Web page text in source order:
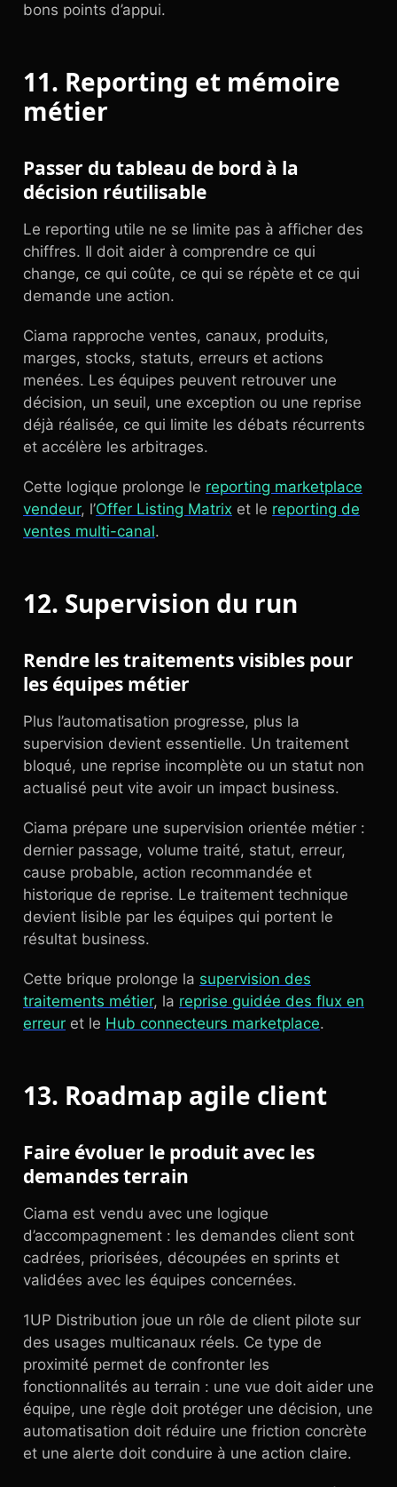
bons points d’appui.
11. Reporting et mémoire
métier
Passer du tableau de bord à la
décision réutilisable
Le reporting utile ne se limite pas à afficher des
chiffres. Il doit aider à comprendre ce qui
change, ce qui coûte, ce qui se répète et ce qui
demande une action.
Ciama rapproche ventes, canaux, produits,
marges, stocks, statuts, erreurs et actions
menées. Les équipes peuvent retrouver une
décision, un seuil, une exception ou une reprise
déjà réalisée, ce qui limite les débats récurrents
et accélère les arbitrages.
Cette logique prolonge le reporting marketplace
vendeur, l’Offer Listing Matrix et le reporting de
ventes multi-canal.
12. Supervision du run
Rendre les traitements visibles pour
les équipes métier
Plus l’automatisation progresse, plus la
supervision devient essentielle. Un traitement
bloqué, une reprise incomplète ou un statut non
actualisé peut vite avoir un impact business.
Ciama prépare une supervision orientée métier :
dernier passage, volume traité, statut, erreur,
cause probable, action recommandée et
historique de reprise. Le traitement technique
devient lisible par les équipes qui portent le
résultat business.
Cette brique prolonge la supervision des
traitements métier, la reprise guidée des flux en
erreur et le Hub connecteurs marketplace.
13. Roadmap agile client
Faire évoluer le produit avec les
demandes terrain
Ciama est vendu avec une logique
d’accompagnement : les demandes client sont
cadrées, priorisées, découpées en sprints et
validées avec les équipes concernées.
1UP Distribution joue un rôle de client pilote sur
des usages multicanaux réels. Ce type de
proximité permet de confronter les
fonctionnalités au terrain : une vue doit aider une
équipe, une règle doit protéger une décision, une
automatisation doit réduire une friction concrète
et une alerte doit conduire à une action claire.